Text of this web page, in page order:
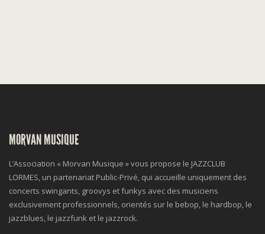
MORVAN MUSIQUE
L’Association « Morvan Musique » vous propose le JAZZCLUB
LORMES, un partenariat Public-Privé, qui accueille uniquement des
concerts swingants, groovys et funkys avec des musiciens
exclusivement professionnels, orientés sur le bebop, le hardbop, le
jazzblues, le jazzfunk et le jazzrock.